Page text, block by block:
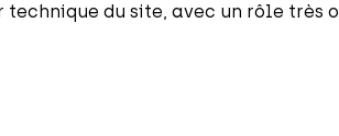
technique du site, avec un rôle